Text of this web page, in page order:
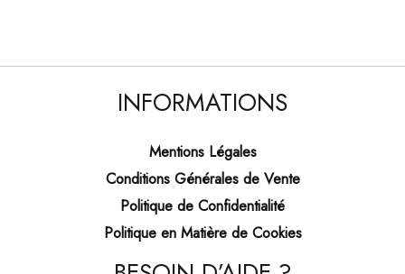
INFORMATIONS
Mentions Légales
Conditions Générales de Vente
Politique de Confidentialité
Politique en Matière de Cookies